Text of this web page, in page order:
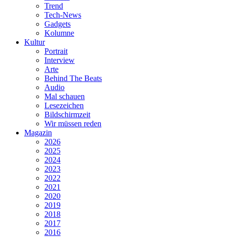
Trend
Tech-News
Gadgets
Kolumne
Kultur
Portrait
Interview
Arte
Behind The Beats
Audio
Mal schauen
Lesezeichen
Bildschirmzeit
Wir müssen reden
Magazin
2026
2025
2024
2023
2022
2021
2020
2019
2018
2017
2016